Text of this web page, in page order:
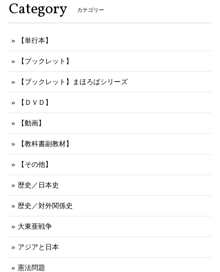
Category カテゴリー
【単行本】
【ブックレット】
【ブックレット】まほろばシリーズ
【ＤＶＤ】
【動画】
【教科書副教材】
【その他】
歴史／日本史
歴史／対外関係史
大東亜戦争
アジアと日本
憲法問題